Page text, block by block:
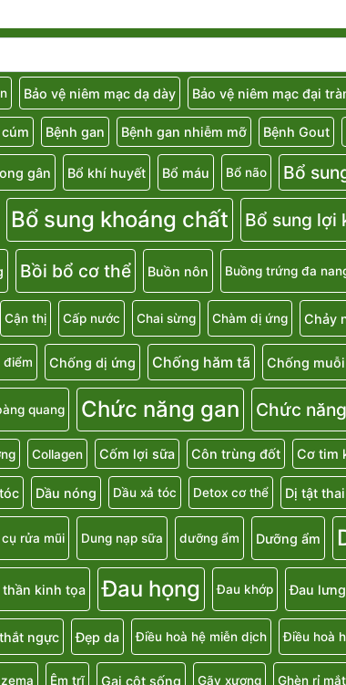
Bảo vệ niêm mạc dạ dày Bảo vệ niêm mạc đại
Bệnh gan Bệnh gan nhiễm mỡ Bệnh Gout
gân Bổ khí huyết Bổ máu Bổ não Bổ
Bổ sung khoáng chất Bổ sung lợi
Bồi bổ cơ thể Buồn nôn Buồng trứng đa
Cận thị Cấp nước Chai sừng Chàm dị ứng Chảy
điểm Chống dị ứng Chống hăm tã Chống muỗi
quang Chức năng gan Chức
Collagen Cốm lợi sữa Côn trùng đốt Cơ tim
Dầu nóng Dầu xả tóc Detox cơ thể Dị tật
rửa mũi Dung nạp sữa dưỡng ẩm Dưỡng ẩm
kinh tọa Đau họng Đau khớp Đau lưng
ngực Đẹp da Điều hoà hệ miễn dịch Điều hoà
Êm trĩ Gai cột sống Gãy xương Ghèn rỉ mắt